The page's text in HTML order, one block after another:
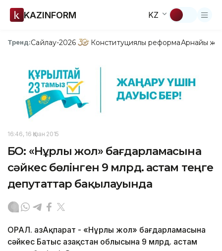
KAZINFORM KZ
Тренд:Сайлау-2026 Конституциялық реформаАрнайы
16:46, 16 Қазан 2015
БҚО: «Нұрлы жол» бағдарламасына
сәйкес бөлінген 9 млрд. астам теңге
депутаттар бақылауында
ОРАЛ. ҚазАқпарат - «Нұрлы жол» бағдарламасына
сәйкес Батыс Қазақстан облысына 9 млрд. астам